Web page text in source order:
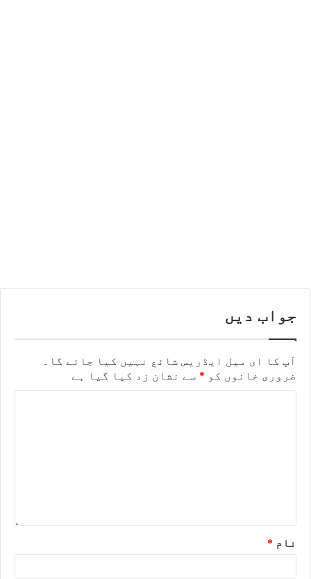
جواب دیں
آپ کا ای میل ایڈریس شائع نہیں کیا جائے گا۔
ضروری خانوں کو * سے نشان زد کیا گیا ہے
نام *